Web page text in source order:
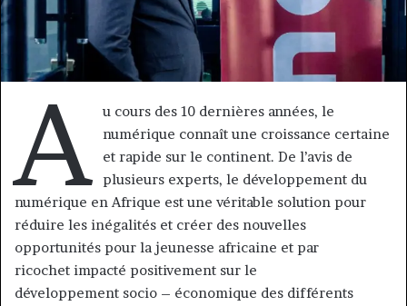
A
u cours des 10 dernières années, le
numérique connaît une croissance certaine
et rapide sur le continent. De l’avis de
plusieurs experts, le développement du
numérique en Afrique est une véritable solution pour
réduire les inégalités et créer des nouvelles
opportunités pour la jeunesse africaine et par
ricochet impacté positivement sur le
développement socio – économique des différents